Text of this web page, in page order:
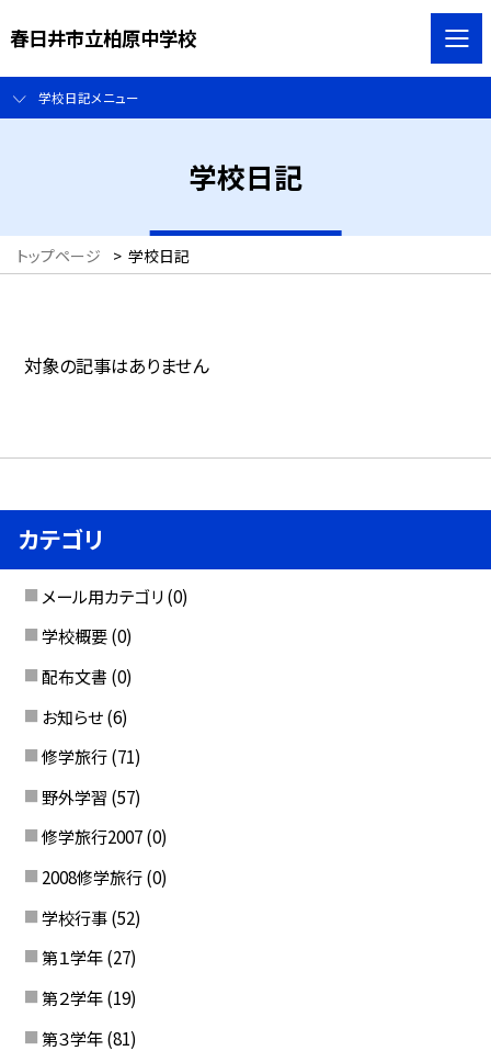
春日井市立柏原中学校
学校日記メニュー
学校日記
トップページ > 学校日記
対象の記事はありません
カテゴリ
メール用カテゴリ (0)
学校概要 (0)
配布文書 (0)
お知らせ (6)
修学旅行 (71)
野外学習 (57)
修学旅行2007 (0)
2008修学旅行 (0)
学校行事 (52)
第１学年 (27)
第２学年 (19)
第３学年 (81)